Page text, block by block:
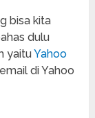
bisa kita
dulu
yaituYahoo
di Yahoo